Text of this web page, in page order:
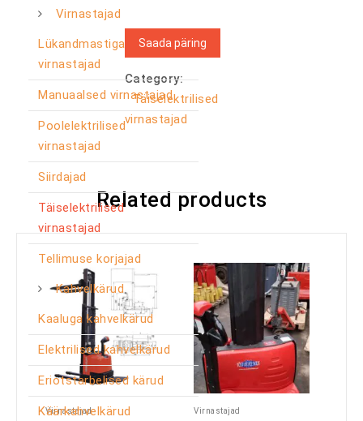
Virnastajad
Lükandmastiga
virnastajad
Manuaalsed virnastajad
Poolelektrilised
virnastajad
Siirdajad
Täiselektrilised
virnastajad
Tellimuse korjajad
Kahvelkärud
Kaaluga kahvelkärud
Elektrilised kahvelkärud
Eriotstarbelised kärud
Käärkahvelkärud
Saada päring
Category:
Täiselektrilised
virnastajad
Related products
Virnastajad Virnastajad